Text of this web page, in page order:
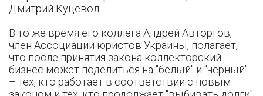
Дмитрий Куцевол.
В то же время его коллега Андрей Авторгов,
член Ассоциации юристов Украины, полагает,
что после принятия закона коллекторский
бизнес может поделиться на "белый" и "черный"
– тех, кто работает в соответствии с новым